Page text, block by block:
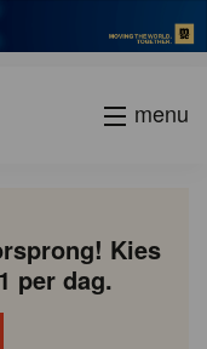
menu
Kies
per dag.